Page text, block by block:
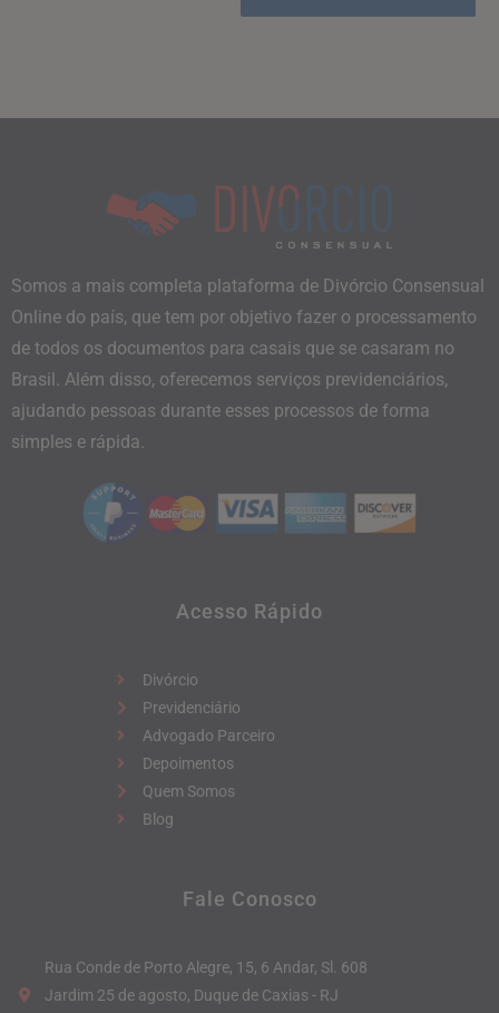
Somos a mais completa plataforma de Divórcio Consensual
Online do país, que tem por objetivo fazer o processamento
de todos os documentos para casais que se casaram no
Brasil. Além disso, oferecemos serviços previdenciários,
ajudando pessoas durante esses processos de forma
simples e rápida.
Acesso Rápido
Divórcio
Previdenciário
Advogado Parceiro
Depoimentos
Quem Somos
Blog
Fale Conosco
Rua Conde de Porto Alegre, 15, 6 Andar, Sl. 608
Jardim 25 de agosto, Duque de Caxias - RJ